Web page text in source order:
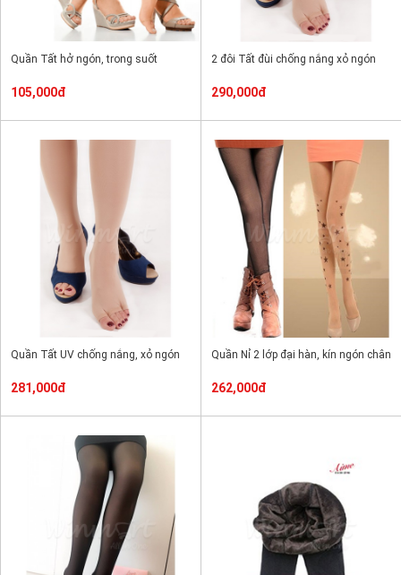
Quần Tất hở ngón, trong suốt
105,000đ
2 đôi Tất đùi chống nắng xỏ ngón
290,000đ
Quần Tất UV chống nắng, xỏ ngón
281,000đ
Quần Nỉ 2 lớp đại hàn, kín ngón chân
262,000đ